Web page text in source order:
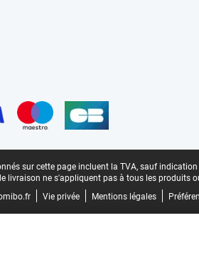
sur cette page incluent la TVA, sauf
livraison ne s'appliquent pas à tous les produits
Vie privée Mentions légales